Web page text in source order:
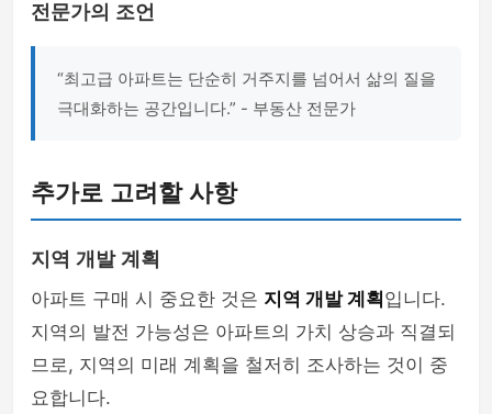
전문가의 조언
“최고급 아파트는 단순히 거주지를 넘어서 삶의 질을
극대화하는 공간입니다.” - 부동산 전문가
추가로 고려할 사항
지역 개발 계획
아파트 구매 시 중요한 것은 지역 개발 계획 입니다.
지역의 발전 가능성은 아파트의 가치 상승과 직결되
므로, 지역의 미래 계획을 철저히 조사하는 것이 중
요합니다.